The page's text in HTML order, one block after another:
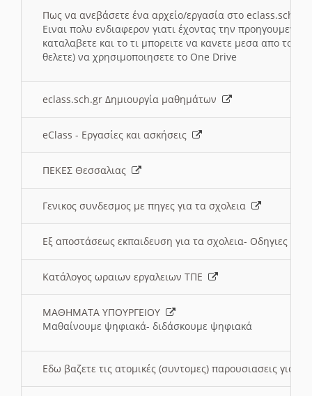
Πως να ανεβάσετε ένα αρχείο/εργασία στο eclass.sch.gr
Ειναι πολυ ενδιαφερον γιατι έχοντας την
καταλαβετε και το τι μπορειτε να κανετε μεσα απο το
θελετε) να χρησιμοποιησετε το One Drive
eclass.sch.gr Δημιουργία μαθημάτων
eClass - Εργασίες και ασκήσεις
ΠΕΚΕΣ Θεσσαλιας
Γενικος συνδεσμος με πηγες για τα σχολεια
Εξ αποστάσεως εκπαιδευση για τα σχολεια- Οδηγιες
Κατάλογος ωραιων εργαλειων ΤΠΕ
ΜΑΘΗΜΑΤΑ ΥΠΟΥΡΓΕΙΟΥ
Μαθαίνουμε ψηφιακά- διδάσκουμε ψηφιακά
Εδω βαζετε τις ατομικές (συντομες) παρουσιασεις για